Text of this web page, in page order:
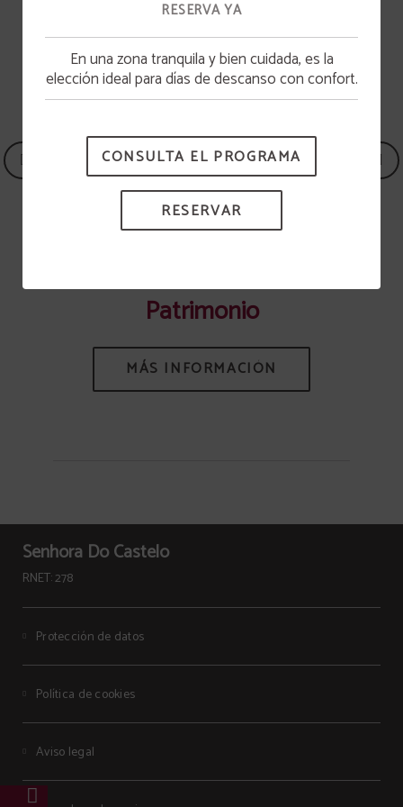
Patrimonio
Senhora Do Castelo
RNET: 278
Protección de datos
Política de cookies
Aviso legal
Apertura piscina
junio.
RESERVA YA
En una zona tranquila y bien cuidada, es la
elección ideal para días de descanso con confort.
CONSULTA EL PROGRAMA
RESERVAR